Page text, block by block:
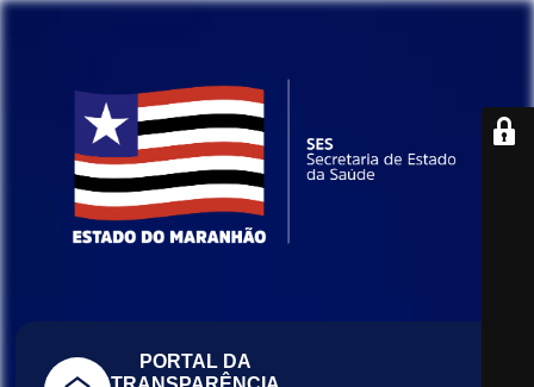
PORTAL DA